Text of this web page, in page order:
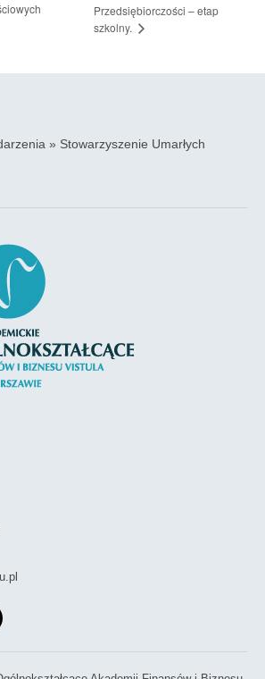
Przedsiębiorczości – etap
szkolny.
» Stowarzyszenie Umarłych